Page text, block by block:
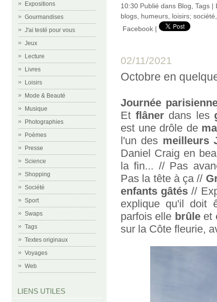
Expositions
Gourmandises
J'ai testé pour vous
Jeux
Lecture
Livres
Loisirs
Mode & Beauté
Musique
Photographies
Poèmes
Presse
Science
Shopping
Société
Sport
Swaps
Tags
Textes originaux
Voyages
Web
LIENS UTILES
10:30 Publié dans Blog Tags |
blogs humeurs loisirs; société
Facebook |
02/11/2021
Octobre en
Journée
Et flânerdans les
est une drôle de
l'un des meilleurs
Daniel Craig en
la fin... // Pas
Pas la tête à ça //
enfants gâtés //
explique qu'il
parfois elle brûleet
sur la Côte fleurie,